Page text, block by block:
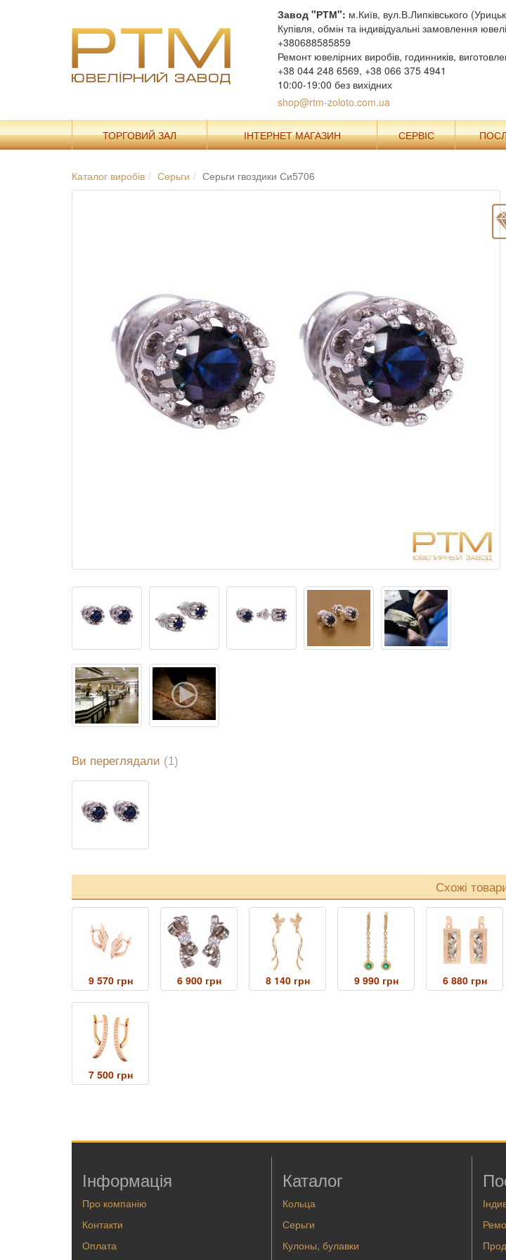
Завод "РТМ": м.Київ, вул.В.Липківського
Купівля, обмін та індивідуальні замовлення
+380688585859
Ремонт ювелірних виробів, годинників,
+38 044 248 6569, +38 066 375 4941
10:00-19:00 без вихідних
shop@rtm-zoloto.com.ua
ТОРГОВИЙ ЗАЛ ІНТЕРНЕТ МАГАЗИН СЕРВІС
Каталог виробів Серьги Серьги гвоздики Си5706
Ви переглядали (1)
Схожі
9 570 грн 6 900 грн 8 140 грн 9 990 грн 6 880 грн
7 500 грн
Інформація
Про компанію
Контакти
Оплата
Каталог
Кольца
Серьги
Кулоны, булавки